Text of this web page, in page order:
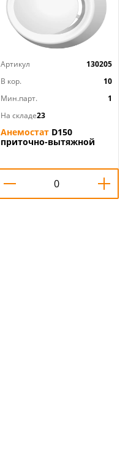
Артикул
130205
В кор.
10
Мин.парт.
1
На складе23
Анемостат D150
приточно-вытяжной